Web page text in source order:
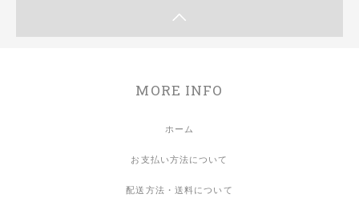
MORE INFO
ホーム
お支払い方法について
配送方法・送料について